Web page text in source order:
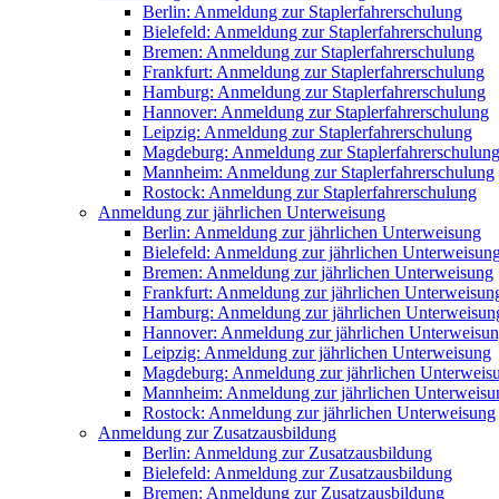
Berlin: Anmeldung zur Staplerfahrerschulung
Bielefeld: Anmeldung zur Staplerfahrerschulung
Bremen: Anmeldung zur Staplerfahrerschulung
Frankfurt: Anmeldung zur Staplerfahrerschulung
Hamburg: Anmeldung zur Staplerfahrerschulung
Hannover: Anmeldung zur Staplerfahrerschulung
Leipzig: Anmeldung zur Staplerfahrerschulung
Magdeburg: Anmeldung zur Staplerfahrerschulung
Mannheim: Anmeldung zur Staplerfahrerschulung
Rostock: Anmeldung zur Staplerfahrerschulung
Anmeldung zur jährlichen Unterweisung
Berlin: Anmeldung zur jährlichen Unterweisung
Bielefeld: Anmeldung zur jährlichen
Bremen: Anmeldung zur jährlichen Unterweisung
Frankfurt: Anmeldung zur jährlichen
Hamburg: Anmeldung zur jährlichen
Hannover: Anmeldung zur jährlichen
Leipzig: Anmeldung zur jährlichen Unterweisung
Magdeburg: Anmeldung zur jährlichen
Mannheim: Anmeldung zur jährlichen
Rostock: Anmeldung zur jährlichen Unterweisung
Anmeldung zur Zusatzausbildung
Berlin: Anmeldung zur Zusatzausbildung
Bielefeld: Anmeldung zur Zusatzausbildung
Bremen: Anmeldung zur Zusatzausbildung